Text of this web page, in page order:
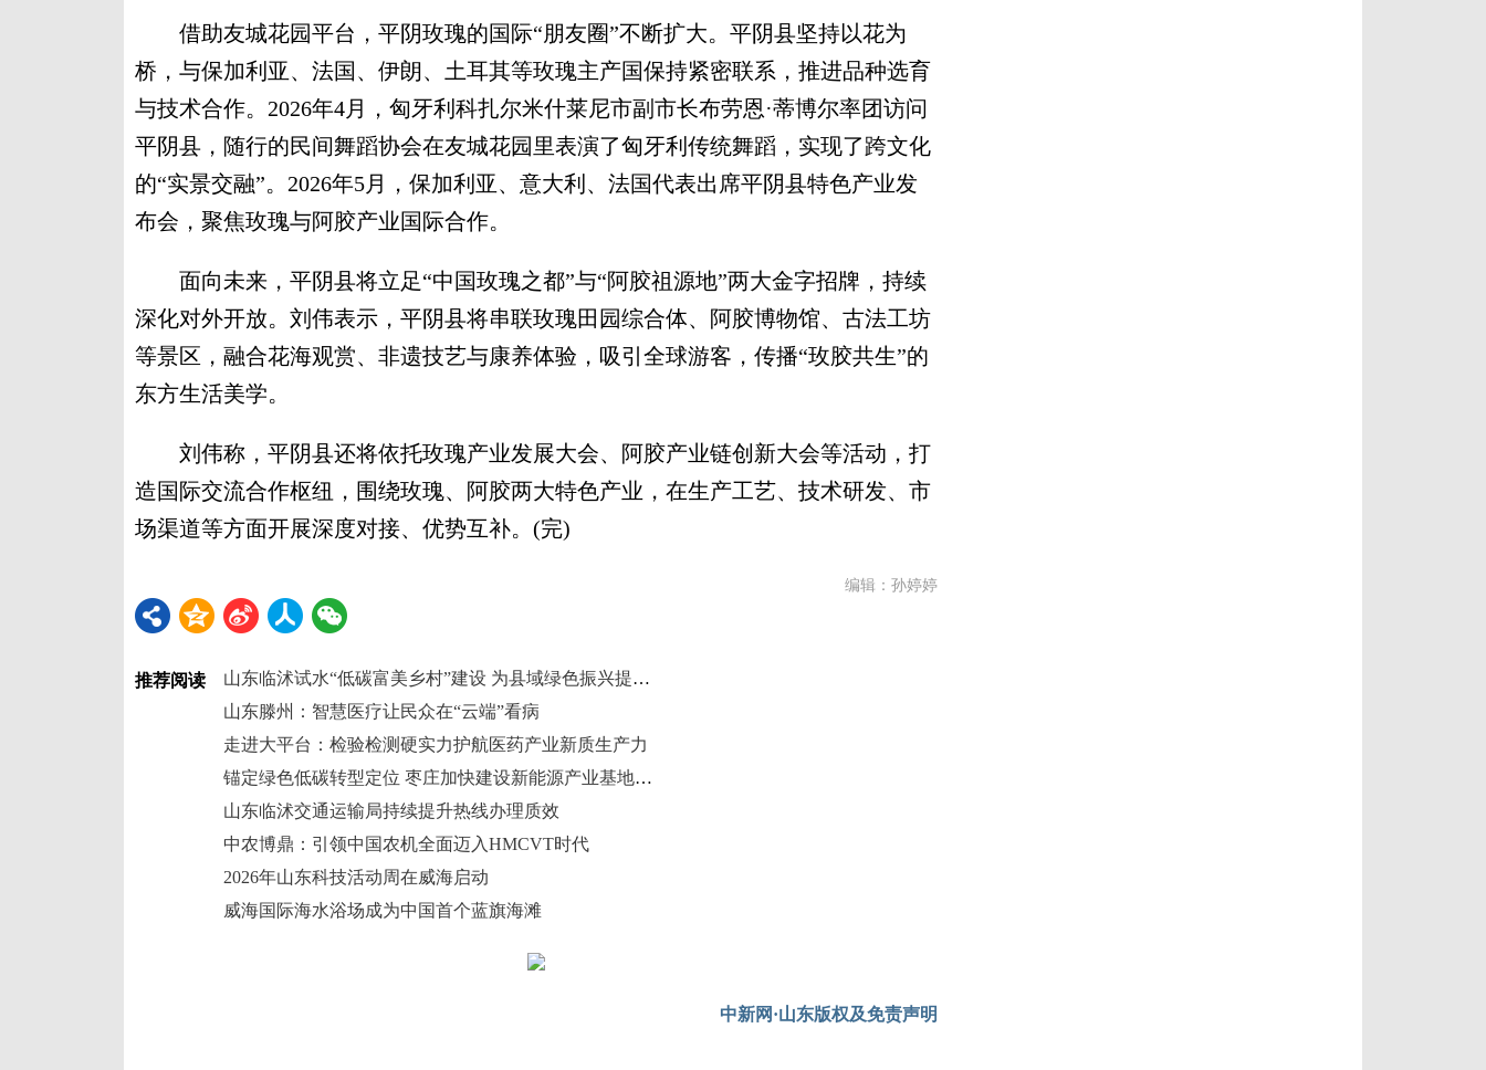
借助友城花园平台，平阴玫瑰的国际“朋友圈”不断扩大。平阴县坚持以花为
桥，与保加利亚、法国、伊朗、土耳其等玫瑰主产国保持紧密联系，推进品种选育
与技术合作。2026年4月，匈牙利科扎尔米什莱尼市副市长布劳恩·蒂博尔率团访问
平阴县，随行的民间舞蹈协会在友城花园里表演了匈牙利传统舞蹈，实现了跨文化
的“实景交融”。2026年5月，保加利亚、意大利、法国代表出席平阴县特色产业发
布会，聚焦玫瑰与阿胶产业国际合作。
面向未来，平阴县将立足“中国玫瑰之都”与“阿胶祖源地”两大金字招牌，持续
深化对外开放。刘伟表示，平阴县将串联玫瑰田园综合体、阿胶博物馆、古法工坊
等景区，融合花海观赏、非遗技艺与康养体验，吸引全球游客，传播“玫胶共生”的
东方生活美学。
刘伟称，平阴县还将依托玫瑰产业发展大会、阿胶产业链创新大会等活动，打
造国际交流合作枢纽，围绕玫瑰、阿胶两大特色产业，在生产工艺、技术研发、市
场渠道等方面开展深度对接、优势互补。(完)
编辑：孙婷婷
推荐阅读
山东临沭试水“低碳富美乡村”建设 为县域绿色振兴提供实践参考
山东滕州：智慧医疗让民众在“云端”看病
走进大平台：检验检测硬实力护航医药产业新质生产力
锚定绿色低碳转型定位 枣庄加快建设新能源产业基地与文旅名城
山东临沭交通运输局持续提升热线办理质效
中农博鼎：引领中国农机全面迈入HMCVT时代
2026年山东科技活动周在威海启动
威海国际海水浴场成为中国首个蓝旗海滩
中新网·山东版权及免责声明